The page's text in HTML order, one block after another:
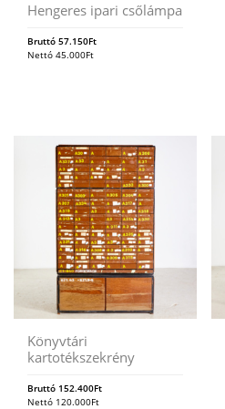
Hengeres ipari csőlámpa
Bruttó 57.150Ft
Nettó 45.000Ft
Könyvtári
kartotékszekrény
Bruttó 152.400Ft
Nettó 120.000Ft